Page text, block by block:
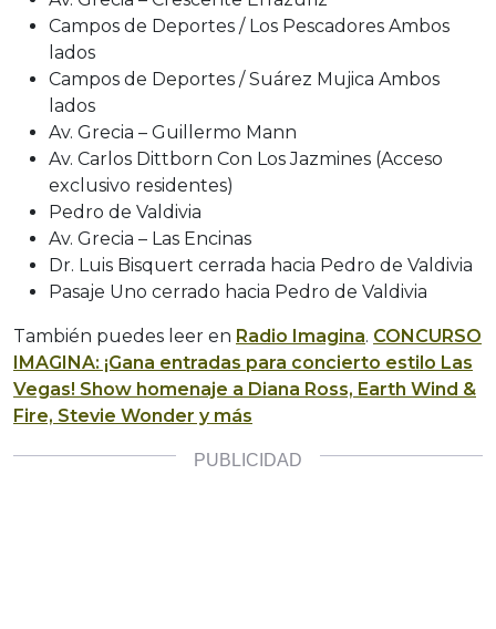
Campos de Deportes / Los Pescadores Ambos
lados
Campos de Deportes / Suárez Mujica Ambos
lados
Av. Grecia – Guillermo Mann
Av. Carlos Dittborn Con Los Jazmines (Acceso
exclusivo residentes)
Pedro de Valdivia
Av. Grecia – Las Encinas
Dr. Luis Bisquert cerrada hacia Pedro de Valdivia
Pasaje Uno cerrado hacia Pedro de Valdivia
También puedes leer en Radio Imagina. CONCURSO
IMAGINA: ¡Gana entradas para concierto estilo Las
Vegas! Show homenaje a Diana Ross, Earth Wind &
Fire, Stevie Wonder y más